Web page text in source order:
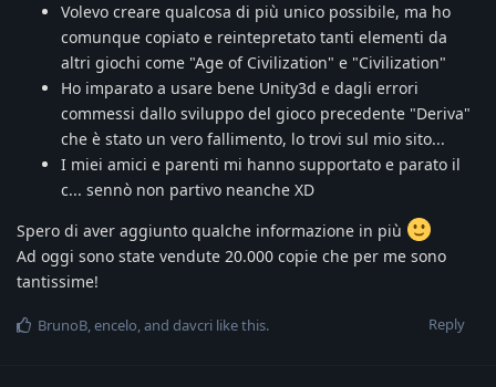
Volevo creare qualcosa di più unico possibile, ma ho
comunque copiato e reintepretato tanti elementi da
altri giochi come "Age of Civilization" e "Civilization"
Ho imparato a usare bene Unity3d e dagli errori
commessi dallo sviluppo del gioco precedente "Deriva"
che è stato un vero fallimento, lo trovi sul mio sito...
I miei amici e parenti mi hanno supportato e parato il
c... sennò non partivo neanche XD
Spero di aver aggiunto qualche informazione in più
Ad oggi sono state vendute 20.000 copie che per me sono
tantissime!
Reply
BrunoB,encelo, and davcri like this.